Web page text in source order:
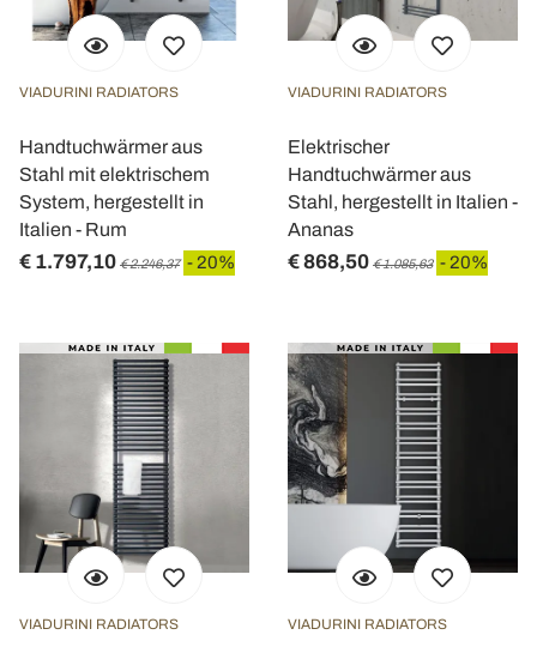
VIADURINI RADIATORS
Handtuchwärmer aus
Stahl mit elektrischem
System, hergestellt in
Italien - Rum
€ 1.797,10 € 2.246,37 - 20%
VIADURINI RADIATORS
Elektrischer
Handtuchwärmer aus
Stahl, hergestellt in Italien -
Ananas
€ 868,50 € 1.085,63 - 20%
VIADURINI RADIATORS VIADURINI RADIATORS